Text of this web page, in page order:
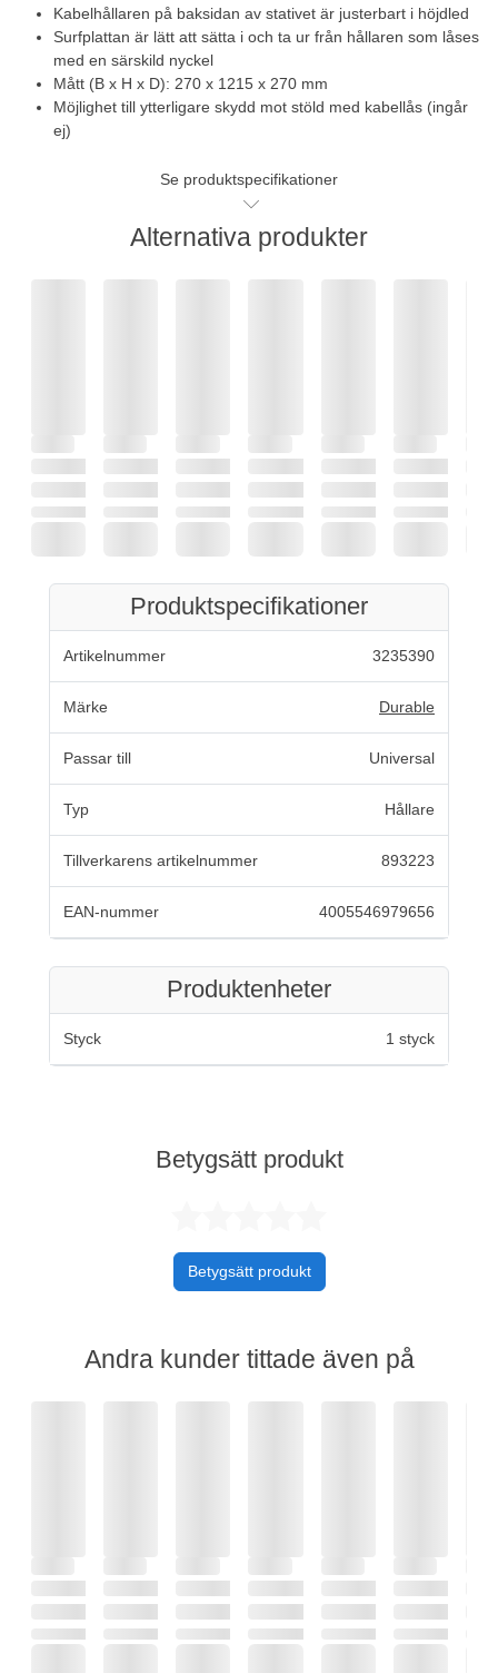
Kabelhållaren på baksidan av stativet är justerbart i höjdled
Surfplattan är lätt att sätta i och ta ur från hållaren som låses
med en särskild nyckel
Mått (B x H x D): 270 x 1215 x 270 mm
Möjlighet till ytterligare skydd mot stöld med kabellås (ingår
ej)
Se produktspecifikationer
Alternativa produkter
Produktspecifikationer
Artikelnummer 3235390
Märke Durable
Passar till Universal
Typ Hållare
Tillverkarens artikelnummer 893223
EAN-nummer 4005546979656
Produktenheter
Styck 1 styck
Betygsätt produkt
Betygsätt produkt
Andra kunder tittade även på